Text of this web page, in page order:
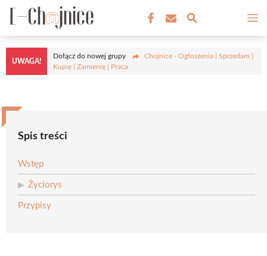
Przejdź
treści
UWAGA!
Dołącz do nowej grupy
Chojnice - Ogłoszenia | Sprzedam |
Kupię | Zamienię | Praca
Spis treści
Wstęp
Życiorys
Przypisy